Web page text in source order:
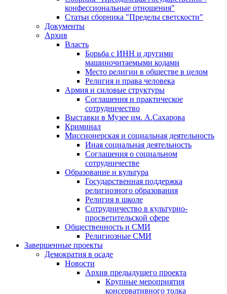
конфессиональные отношения"
Статьи сборника "Пределы светскости"
Документы
Архив
Власть
Борьба с ИНН и другими
машиночитаемыми кодами
Место религии в обществе в целом
Религия и права человека
Армия и силовые структуры
Соглашения и практическое
сотрудничество
Выставки в Музее им. А.Сахарова
Криминал
Миссионерская и социальная деятельность
Иная социальная деятельность
Соглашения о социальном
сотрудничестве
Образование и культура
Государственная поддержка
религиозного образования
Религия в школе
Сотрудничество в культурно-
просветительской сфере
Общественность и СМИ
Религиозные СМИ
Завершенные проекты
Демократия в осаде
Новости
Архив предыдущего проекта
Крупные мероприятия
консервативного толка